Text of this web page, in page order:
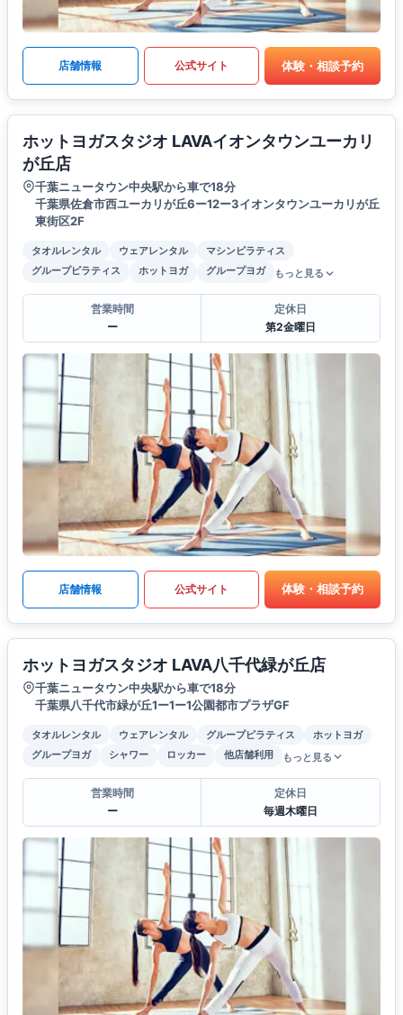
店舗情報 公式サイト 体験・相談予約
ホットヨガスタジオ LAVAイオンタウンユーカリ
が丘店
千葉ニュータウン中央駅から車で18分
千葉県佐倉市西ユーカリが丘6ー12ー3イオンタウンユーカリが丘
東街区2F
タオルレンタル ウェアレンタル
マシンピラティス
グループピラティス
ホットヨガ グループヨガ もっと見る
営業時間
ー
定休日
第2金曜日
店舗情報 公式サイト 体験・相談予約
ホットヨガスタジオ LAVA八千代緑が丘店
千葉ニュータウン中央駅から車で18分
千葉県八千代市緑が丘1ー1ー1公園都市プラザGF
タオルレンタル ウェアレンタル グループピラティス
ホットヨガ
グループヨガ
シャワー ロッカー 他店舗利用 もっと見る
営業時間
ー
定休日
毎週木曜日